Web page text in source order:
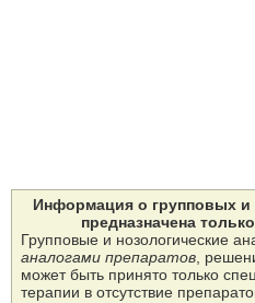
Информация о групповых и
предназначена
Групповые и нозологические
аналогами препаратов,
может быть принято только
терапии в отсутствие